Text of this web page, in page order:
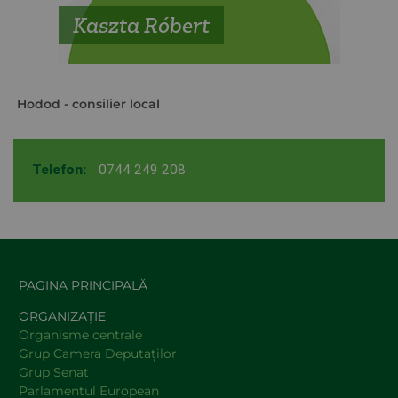
Kaszta Róbert
Hodod - consilier local
Telefon: 0744 249 208
PAGINA PRINCIPALĂ
ORGANIZAȚIE
Organisme centrale
Grup Camera Deputaţilor
Grup Senat
Parlamentul European